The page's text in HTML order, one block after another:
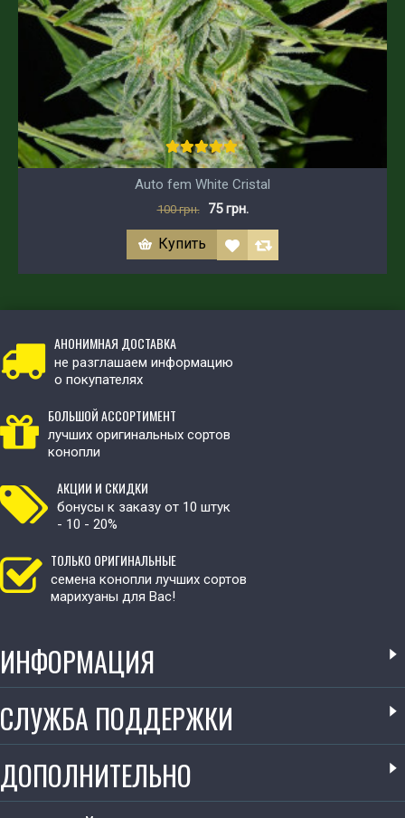
Auto fem White Cristal
100 грн. 75 грн.
Купить
АНОНИМНАЯ ДОСТАВКА
не разглашаем информацию
о покупателях
БОЛЬШОЙ АССОРТИМЕНТ
лучших оригинальных сортов
конопли
АКЦИИ И СКИДКИ
бонусы к заказу от 10 штук
- 10 - 20%
ТОЛЬКО ОРИГИНАЛЬНЫЕ
семена конопли лучших сортов
марихуаны для Вас!
ИНФОРМАЦИЯ
СЛУЖБА ПОДДЕРЖКИ
ДОПОЛНИТЕЛЬНО